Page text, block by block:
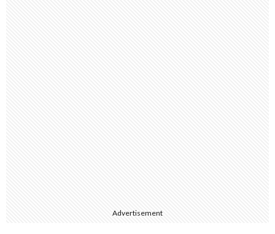
Advertisement